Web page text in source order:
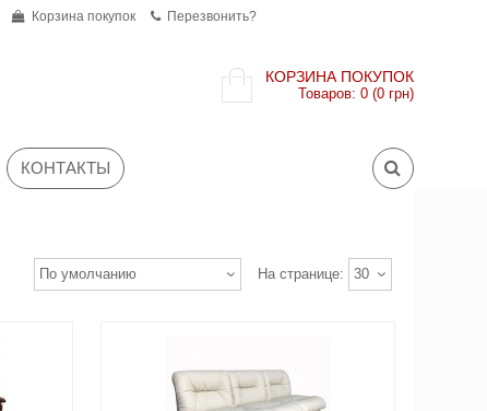
Корзина покупок Перезвонить?
КОРЗИНА ПОКУПОК
Товаров: 0 (0 грн)
КОНТАКТЫ
На странице: 30
По умолчанию